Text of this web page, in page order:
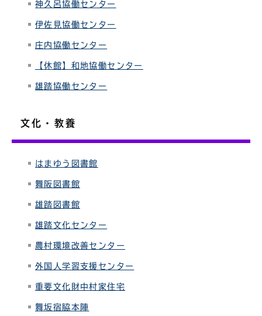
神久呂協働センター
伊佐見協働センター
庄内協働センター
【休館】和地協働センター
雄踏協働センター
文化・教養
はまゆう図書館
舞阪図書館
雄踏図書館
雄踏文化センター
農村環境改善センター
外国人学習支援センター
重要文化財中村家住宅
舞坂宿脇本陣